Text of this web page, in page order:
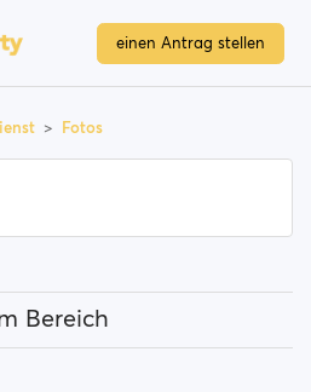
einen Antrag stellen
Fotos
Bereich